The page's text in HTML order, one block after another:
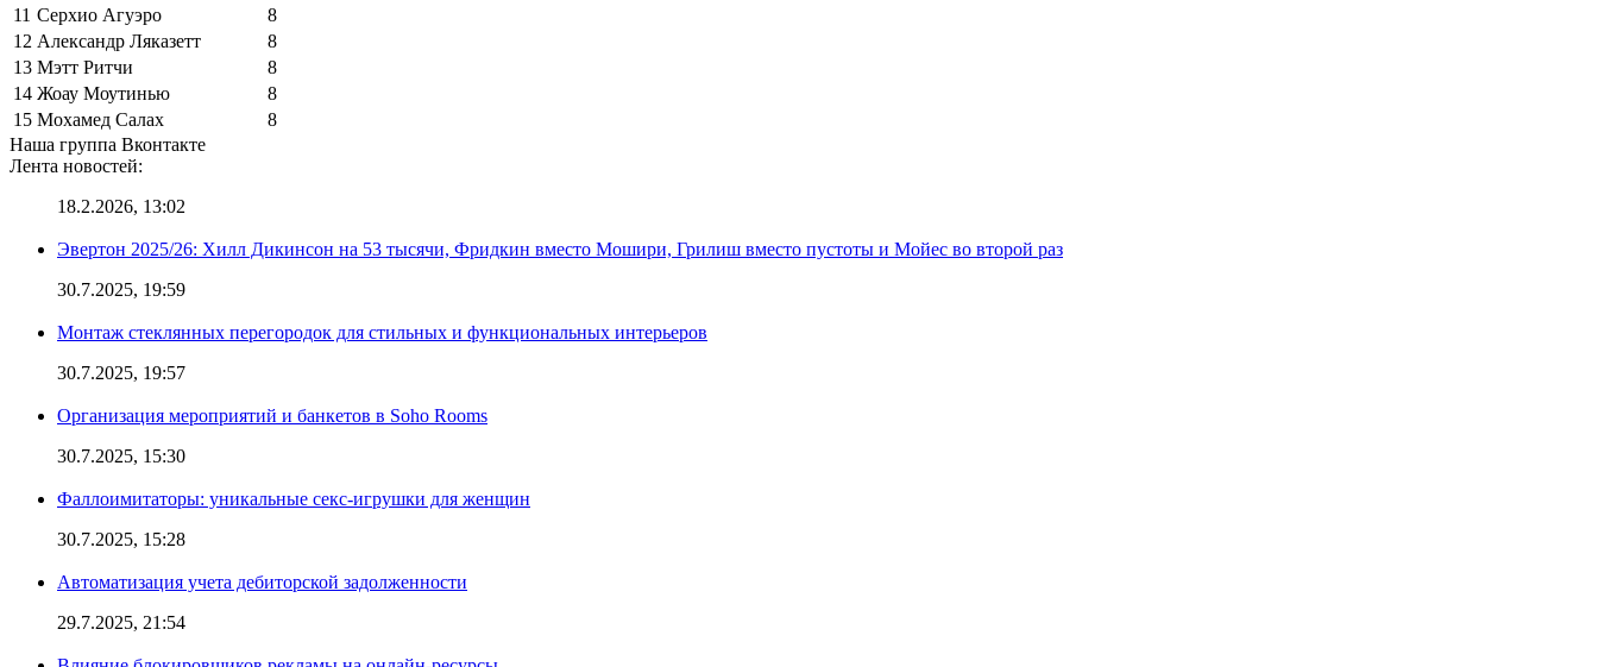
11 Серхио Агуэро
8
12 Александр Ляказетт
8
13 Мэтт Ритчи
8
14 Жоау Моутинью
8
15 Мохамед Салах
8
Наша группа Вконтакте
Лента новостей:
18.2.2026, 13:02
Эвертон 2025/26: Хилл Дикинсон на 53 тысячи, Фридкин вместо Мошири, Грилиш вместо пустоты и Мойес во второй раз
30.7.2025, 19:59
Монтаж стеклянных перегородок для стильных и функциональных интерьеров
30.7.2025, 19:57
Организация мероприятий и банкетов в Soho Rooms
30.7.2025, 15:30
Фаллоимитаторы: уникальные секс-игрушки для женщин
30.7.2025, 15:28
Автоматизация учета дебиторской задолженности
29.7.2025, 21:54